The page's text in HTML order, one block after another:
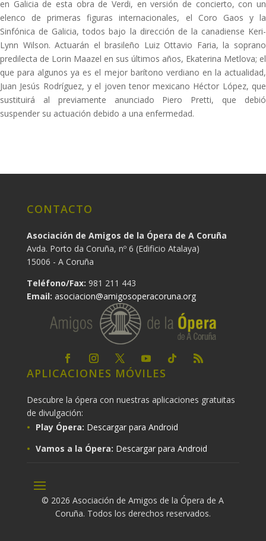
en Galicia de esta obra de Verdi, en versión de concierto, con un
elenco de primeras figuras internacionales, el Coro Gaos y la
Sinfónica de Galicia, todos bajo la dirección de la canadiense Keri-
Lynn Wilson. Actuarán el brasileño Luiz Ottavio Faria, la soprano
predilecta de Lorin Maazel en sus últimos años, Ekaterina Metlova; el
que para algunos ya es el mejor barítono verdiano en la actualidad,
Juan Jesús Rodríguez, y el joven tenor mexicano Héctor López, que
sustituirá al previamente anunciado Piero Pretti, que debió
suspender su actuación debido a una enfermedad.
CONTACTO
Asociación de Amigos de la Ópera de A Coruña
Avda. Porto da Coruña, nº 6 (Edificio Atalaya)
15006 - A Coruña
Teléfono/Fax: 981 211 443
Email: asociacion@amigosoperacoruna.org
APLICACIONES MÓVILES
Descubre la ópera con nuestras aplicaciones gratuitas
de divulgación:
Play Ópera: Descargar para Android
Vamos a la Ópera: Descargar para Android
© 2026 Asociación de Amigos de la Ópera de A
Coruña. Todos los derechos reservados.